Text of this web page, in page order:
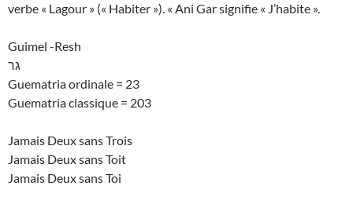
verbe « Lagour » (« Habiter »). « Ani Gar signifie « J’habite ».
Guimel -Resh
גר
Guematria ordinale = 23
Guematria classique = 203
Jamais Deux sans Trois
Jamais Deux sans Toit
Jamais Deux sans Toi